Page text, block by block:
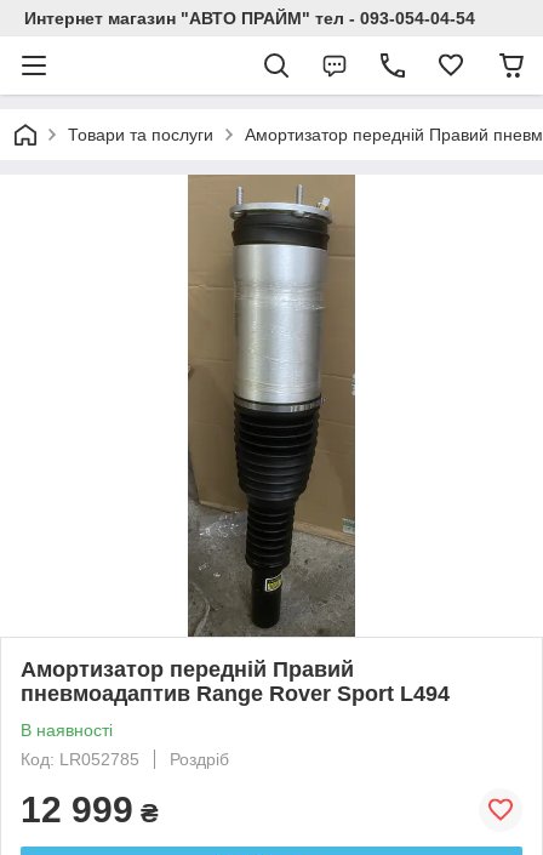
Интернет магазин "АВТО ПРАЙМ" тел - 093-054-04-54
Товари та послуги Амортизатор передній Правий
Амортизатор передній Правий
пневмоадаптив Range Rover Sport L494
В наявності
Код: LR052785
Роздріб
12 999 ₴